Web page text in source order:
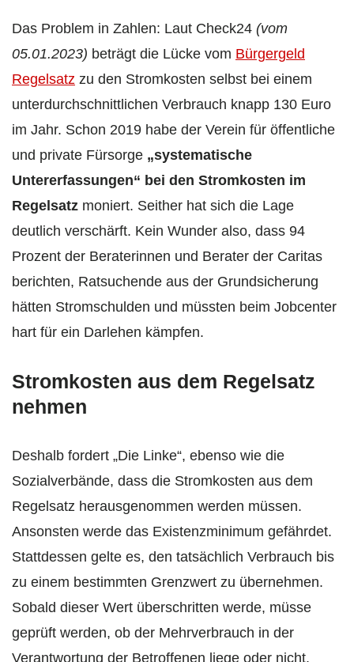
Das Problem in Zahlen: Laut Check24 (vom
05.01.2023) beträgt die Lücke vom Bürgergeld
Regelsatz zu den Stromkosten selbst bei einem
unterdurchschnittlichen Verbrauch knapp 130 Euro
im Jahr. Schon 2019 habe der Verein für öffentliche
und private Fürsorge „systematische
Untererfassungen“ bei den Stromkosten im
Regelsatz moniert. Seither hat sich die Lage
deutlich verschärft. Kein Wunder also, dass 94
Prozent der Beraterinnen und Berater der Caritas
berichten, Ratsuchende aus der Grundsicherung
hätten Stromschulden und müssten beim Jobcenter
hart für ein Darlehen kämpfen.
Stromkosten aus dem Regelsatz
nehmen
Deshalb fordert „Die Linke“, ebenso wie die
Sozialverbände, dass die Stromkosten aus dem
Regelsatz herausgenommen werden müssen.
Ansonsten werde das Existenzminimum gefährdet.
Stattdessen gelte es, den tatsächlich Verbrauch bis
zu einem bestimmten Grenzwert zu übernehmen.
Sobald dieser Wert überschritten werde, müsse
geprüft werden, ob der Mehrverbrauch in der
Verantwortung der Betroffenen liege oder nicht.